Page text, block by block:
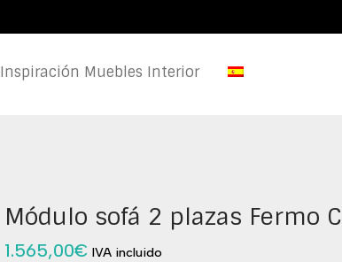
Inspiración Muebles Interior
Módulo sofá 2 plazas Fermo
1.565,00€ IVA incluido